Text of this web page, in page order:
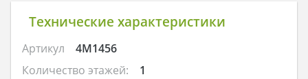
Технические характеристики
Артикул
4M1456
Количество этажей:
1